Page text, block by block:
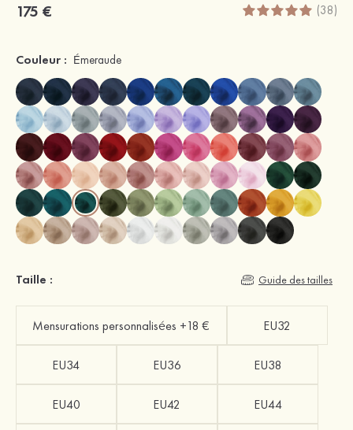
175 € (38)
Couleur : Émeraude
Taille : Guide des tailles
Mensurations personnalisées +18 € EU32
EU34 EU36 EU38
EU40 EU42 EU44